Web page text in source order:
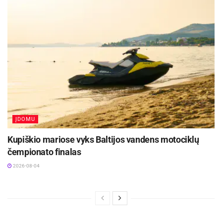
ĮDOMU
Kupiškio mariose vyks Baltijos vandens motociklų
čempionato finalas
2026-08-04